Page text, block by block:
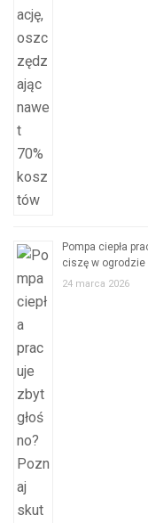
Pompa ciepła
ciszę w ogrodzie
24 marca 2026